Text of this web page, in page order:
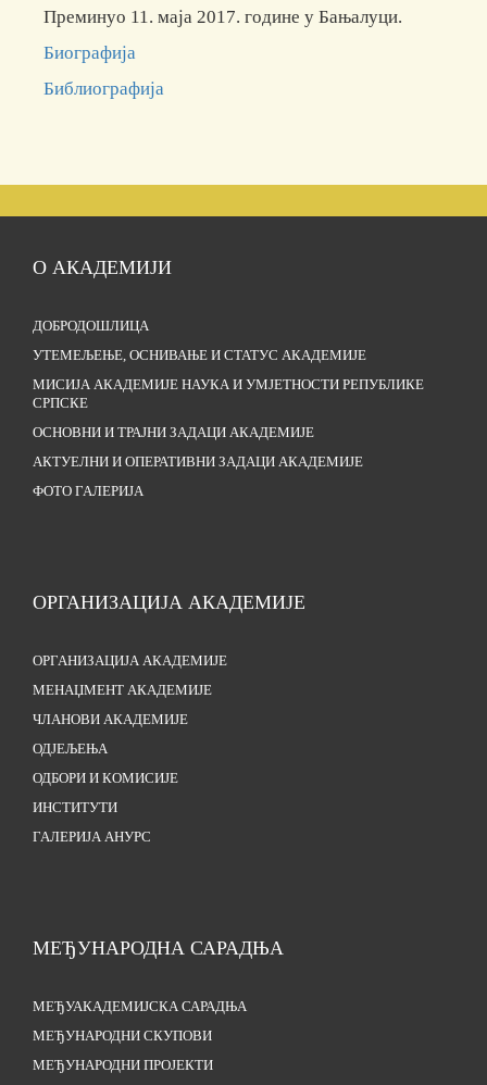
Преминуо 11. маја 2017. године у Бањалуци.
Биографија
Библиографија
О АКАДЕМИЈИ
ДОБРОДОШЛИЦА
УТЕМЕЉЕЊЕ, ОСНИВАЊЕ И СТАТУС АКАДЕМИЈЕ
МИСИЈА АКАДЕМИЈЕ НАУКА И УМЈЕТНОСТИ РЕПУБЛИКЕ
СРПСКЕ
ОСНОВНИ И ТРАЈНИ ЗАДАЦИ АКАДЕМИЈЕ
АКТУЕЛНИ И ОПЕРАТИВНИ ЗАДАЦИ АКАДЕМИЈЕ
ФОТО ГАЛЕРИЈА
ОРГАНИЗАЦИЈА АКАДЕМИЈЕ
ОРГАНИЗАЦИЈА АКАДЕМИЈЕ
МЕНАЏМЕНТ АКАДЕМИЈЕ
ЧЛАНОВИ АКАДЕМИЈЕ
ОДЈЕЉЕЊА
ОДБОРИ И КОМИСИЈЕ
ИНСТИТУТИ
ГАЛЕРИЈА АНУРС
МЕЂУНАРОДНА САРАДЊА
МЕЂУАКАДЕМИЈСКА САРАДЊА
МЕЂУНАРОДНИ СКУПОВИ
МЕЂУНАРОДНИ ПРОЈЕКТИ